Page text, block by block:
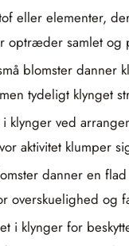
eller elementer,
optræder samlet og
blomster
tydeligt klynget
ved
aktivitet klumper
danner en
overskuelighed og
i klynger for